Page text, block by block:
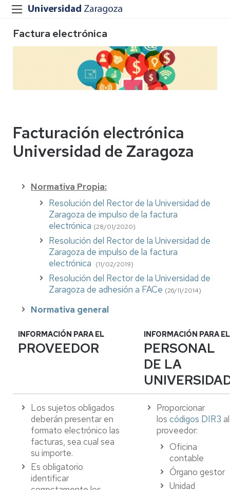
Factura electrónica
Facturación electrónica
Universidad de Zaragoza
Normativa Propia:
Resolución del Rector de la Universidad de
Zaragoza de impulso de la factura
electrónica (28/01/2020)
Resolución del Rector de la Universidad de
Zaragoza de impulso de la factura
electrónica
(11/02/2019)
Resolución del Rector de la Universidad de
Zaragoza de adhesión a FACe (26/11/2014)
Normativa general
INFORMACIÓN PARA EL
PROVEEDOR
INFORMACIÓN PARA EL
PERSONAL
DE LA
Los sujetos obligados
deberán presentar en
formato electrónico las
facturas, sea cual sea
su importe.
Es obligatorio
identificar
Proporcionar
los códigos DIR3 al
proveedor:
Oficina
contable
Órgano gestor
Unidad